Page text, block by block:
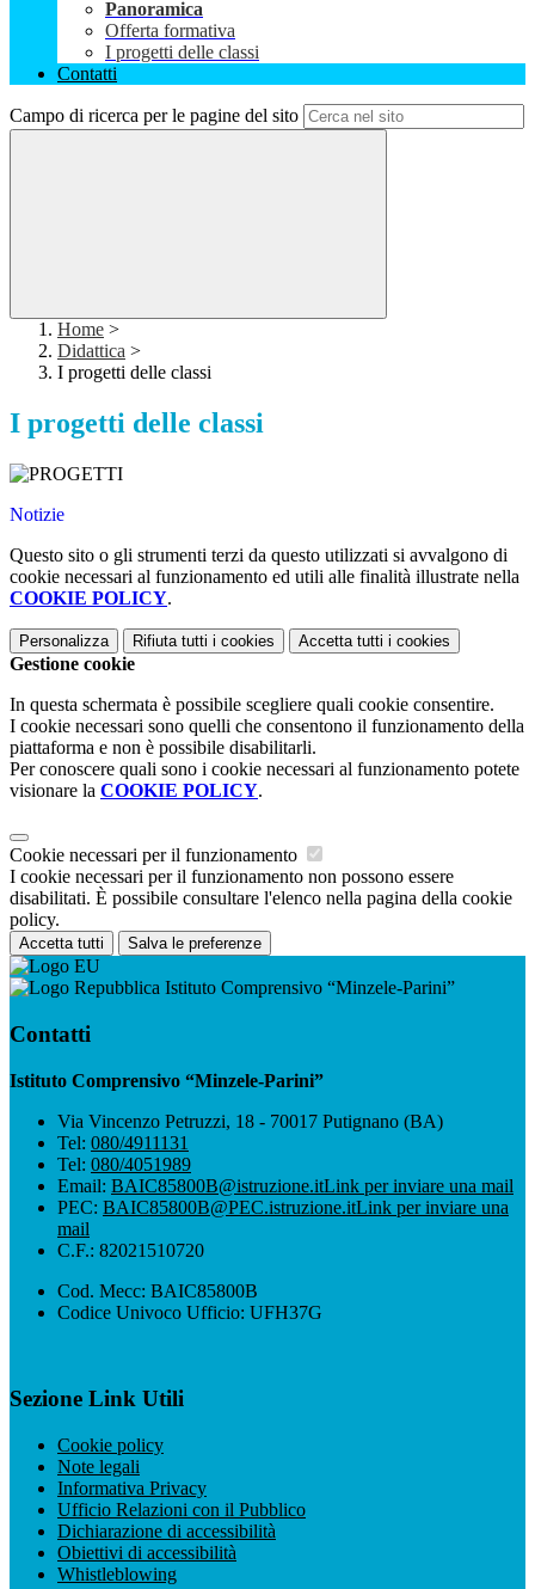
Panoramica
Offerta formativa
I progetti delle classi
Contatti
Campo di ricerca per le pagine del sito
Home >
Didattica >
I progetti delle classi
I progetti delle classi
Notizie
Questo sito o gli strumenti terzi da questo utilizzati si avvalgono di
cookie necessari al funzionamento ed utili alle finalità illustrate nella
COOKIE POLICY.
Personalizza Rifiuta tutti i cookies Accetta tutti i cookies
Gestione cookie
In questa schermata è possibile scegliere quali cookie consentire.
I cookie necessari sono quelli che consentono il funzionamento della
piattaforma e non è possibile disabilitarli.
Per conoscere quali sono i cookie necessari al funzionamento potete
visionare la COOKIE POLICY.
Cookie necessari per il funzionamento
I cookie necessari per il funzionamento non possono essere
disabilitati. È possibile consultare l'elenco nella pagina della cookie
policy.
Accetta tutti Salva le preferenze
Istituto Comprensivo “Minzele-Parini”
Contatti
Istituto Comprensivo “Minzele-Parini”
Via Vincenzo Petruzzi, 18 - 70017 Putignano (BA)
Tel: 080/4911131
Tel: 080/4051989
Email: BAIC85800B@istruzione.itLink per inviare una mail
PEC: BAIC85800B@PEC.istruzione.itLink per inviare una
mail
C.F.: 82021510720
Cod. Mecc: BAIC85800B
Codice Univoco Ufficio: UFH37G
Sezione Link Utili
Cookie policy
Note legali
Informativa Privacy
Ufficio Relazioni con il Pubblico
Dichiarazione di accessibilità
Obiettivi di accessibilità
Whistleblowing